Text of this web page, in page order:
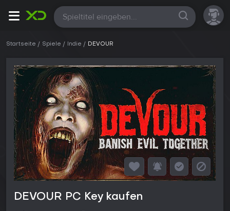
Alle
Startseite Spiele Indie DEVOUR
DEVOUR PC Key kaufen